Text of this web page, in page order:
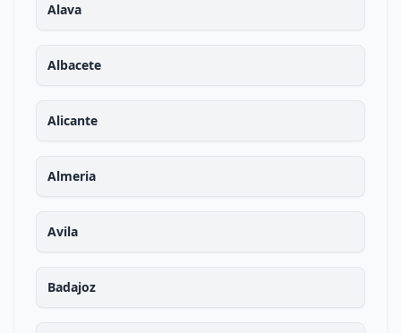
Alava
Albacete
Alicante
Almeria
Avila
Badajoz